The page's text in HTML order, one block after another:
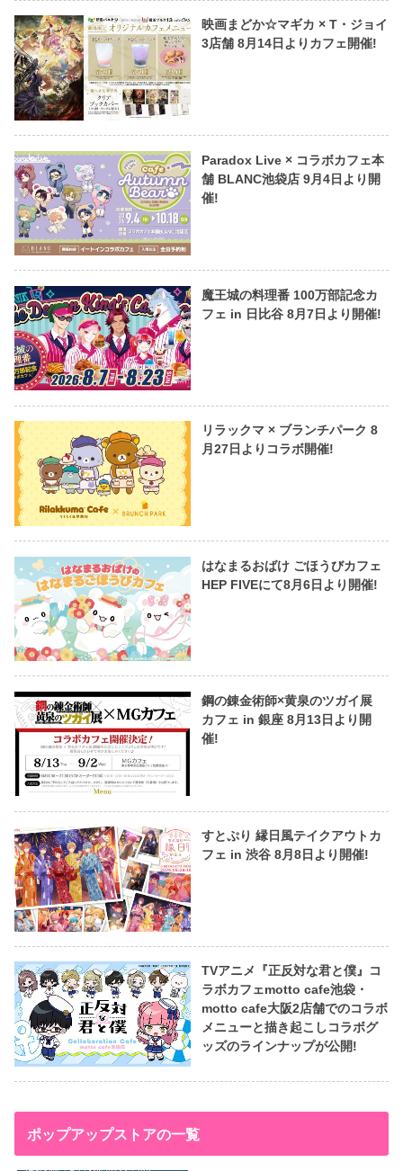
映画まどか☆マギカ × T・ジョイ
3店舗 8月14日よりカフェ開催!
Paradox Live × コラボカフェ本
舗 BLANC池袋店 9月4日より開
催!
魔王城の料理番 100万部記念カ
フェ in 日比谷 8月7日より開催!
リラックマ × ブランチパーク 8
月27日よりコラボ開催!
はなまるおばけ ごほうびカフェ
HEP FIVEにて8月6日より開催!
鋼の錬金術師×黄泉のツガイ展
カフェ in 銀座 8月13日より開
催!
すとぷり 縁日風テイクアウトカ
フェ in 渋谷 8月8日より開催!
TVアニメ『正反対な君と僕』コ
ラボカフェmotto cafe池袋・
motto cafe大阪2店舗でのコラボ
メニューと描き起こしコラボグ
ッズのラインナップが公開!
ポップアップストアの一覧